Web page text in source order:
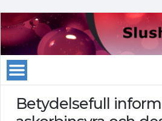
Betydelsefull